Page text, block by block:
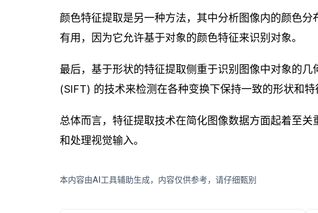
颜色特征提取是另一种方法，其中分析图像内的颜色
有用，因为它允许基于对象的颜色特征来识别对象。
最后，基于形状的特征提取侧重于识别图像中对象的
(SIFT) 的技术来检测在各种变换下保持一致的形状和特
总体而言，特征提取技术在简化图像数据方面起着至
和处理视觉输入。
本内容由AI工具辅助生成，内容仅供参考，请仔细甄别